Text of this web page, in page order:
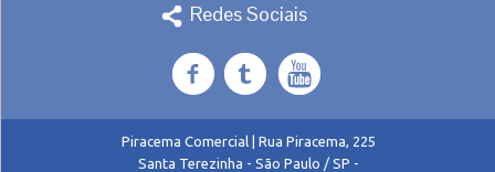
Redes Sociais
Piracema Comercial
Rua Piracema, 225
Santa Terezinha - São Paulo / SP -